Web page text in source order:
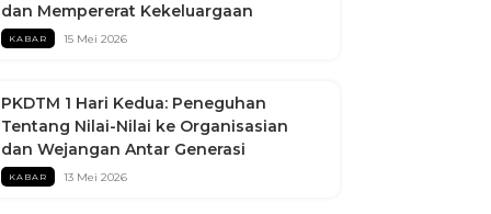
dan Mempererat Kekeluargaan
KABAR 15 Mei 2026
PKDTM 1 Hari Kedua: Peneguhan
Tentang Nilai-Nilai ke Organisasian
dan Wejangan Antar Generasi
KABAR 13 Mei 2026